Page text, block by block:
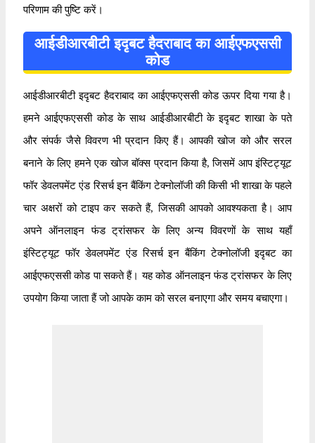
परिणाम की पुष्टि करें।
आईडीआरबीटी इदृबट हैदराबाद का आईएफएससी
कोड
आईडीआरबीटी इदृबट हैदराबाद का आईएफएससी कोड ऊपर दिया गया है।
हमने आईएफएससी कोड के साथ आईडीआरबीटी के इदृबट शाखा के पते
और संपर्क जैसे विवरण भी प्रदान किए हैं। आपकी खोज को और सरल
बनाने के लिए हमने एक खोज बॉक्स प्रदान किया है, जिसमें आप इंस्टिट्यूट
फॉर डेवलपमेंट एंड रिसर्च इन बैंकिंग टेक्नोलॉजी की किसी भी शाखा के पहले
चार अक्षरों को टाइप कर सकते हैं, जिसकी आपको आवश्यकता है। आप
अपने ऑनलाइन फंड ट्रांसफर के लिए अन्य विवरणों के साथ यहाँ
इंस्टिट्यूट फॉर डेवलपमेंट एंड रिसर्च इन बैंकिंग टेक्नोलॉजी इदृबट का
आईएफएससी कोड पा सकते हैं। यह कोड ऑनलाइन फंड ट्रांसफर के लिए
उपयोग किया जाता हैं जो आपके काम को सरल बनाएगा और समय बचाएगा।